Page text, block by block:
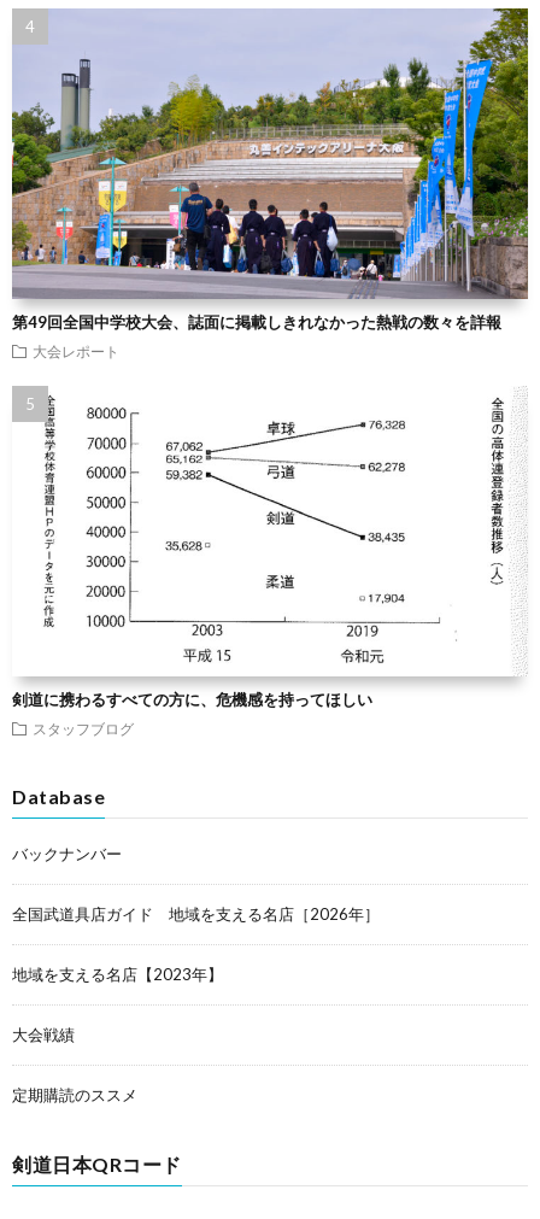
第49回全国中学校大会、誌面に掲載しきれなかった熱戦の数々を詳報
大会レポート
剣道に携わるすべての方に、危機感を持ってほしい
スタッフブログ
Database
バックナンバー
全国武道具店ガイド 地域を支える名店［2026年］
地域を支える名店【2023年】
大会戦績
定期購読のススメ
剣道日本QRコード